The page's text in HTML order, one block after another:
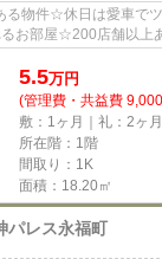
る物件☆休日は愛車で
お部屋☆200店舗以上
設は...
5.5万円
(管理費・共益費
敷：1ヶ月｜礼：2ヶ月
所在階：1階
間取り：1K
面積：18.20㎡
パレス永福町